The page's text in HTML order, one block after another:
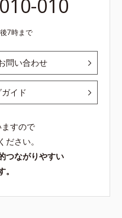
010
7時まで
問い合わせ
イド
すので
ださい。
つながりやすい